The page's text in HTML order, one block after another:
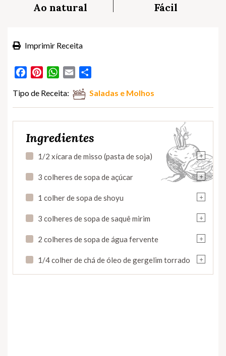
Ao natural Fácil
Imprimir Receita
FacebookPinterestWhatsApp
Email
Tipo de Receita: Saladas e Molhos
Ingredientes
+
1/2 xícara de misso (pasta de soja)
+
3 colheres de sopa de açúcar
+
1 colher de sopa de shoyu
+
3 colheres de sopa de saquê mirim
+
2 colheres de sopa de água fervente
+
1/4 colher de chá de óleo de gergelim torrado